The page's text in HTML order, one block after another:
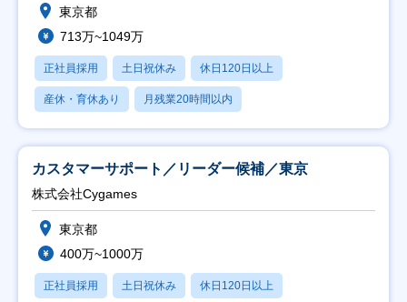
東京都
713万~1049万
正社員採用 土日祝休み 休日120日以上
産休・育休あり 月残業20時間以内
カスタマーサポート／リーダー候補／東京
株式会社Cygames
東京都
400万~1000万
正社員採用 土日祝休み 休日120日以上